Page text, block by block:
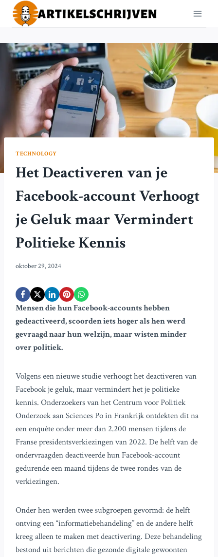
Doorgaan
naar
TECHNOLOGY
Het Deactiveren van je
Facebook-account Verhoogt
je Geluk maar Vermindert
Politieke Kennis
oktober 29, 2024
Mensen die hun Facebook-accounts hebben
gedeactiveerd, scoorden iets hoger als hen werd
gevraagd naar hun welzijn, maar wisten minder
over politiek.
Volgens een nieuwe studie verhoogt het deactiveren van
Facebook je geluk, maar vermindert het je politieke
kennis. Onderzoekers van het Centrum voor Politiek
Onderzoek aan Sciences Po in Frankrijk ontdekten dit na
een enquête onder meer dan 2.200 mensen tijdens de
Franse presidentsverkiezingen van 2022. De helft van de
ondervraagden deactiveerde hun Facebook-account
gedurende een maand tijdens de twee rondes van de
verkiezingen.
Onder hen werden twee subgroepen gevormd: de helft
ontving een “informatiebehandeling” en de andere helft
kreeg alleen te maken met deactivering. Deze behandeling
bestond uit berichten die gezonde digitale gewoonten